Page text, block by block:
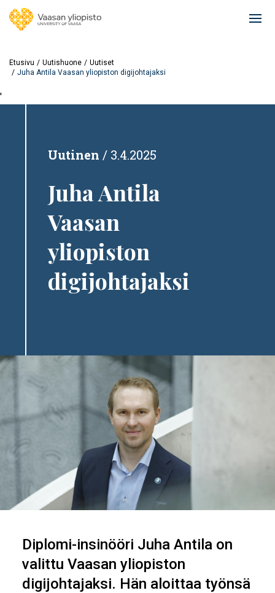
Etusivu Uutishuone
Uutiset
Juha Antila Vaasan yliopiston digijohtajaksi
'
Uutinen 3.4.2025
Juha Antila
Vaasan
yliopiston
digijohtajaksi
Image
Diplomi-insinööri Juha Antila on
valittu Vaasan yliopiston
digijohtajaksi. Hän aloittaa työnsä